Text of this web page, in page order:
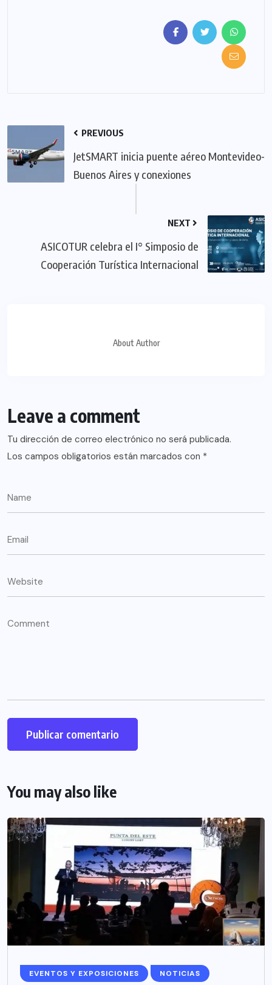
PREVIOUS
JetSMART inicia puente aéreo Montevideo-
Buenos Aires y conexiones
NEXT
ASICOTUR celebra el I° Simposio de
Cooperación Turística Internacional
About Author
Leave a comment
Tu dirección de correo electrónico no será publicada.
Los campos obligatorios están marcados con *
You may also like
EVENTOS Y EXPOSICIONES NOTICIAS